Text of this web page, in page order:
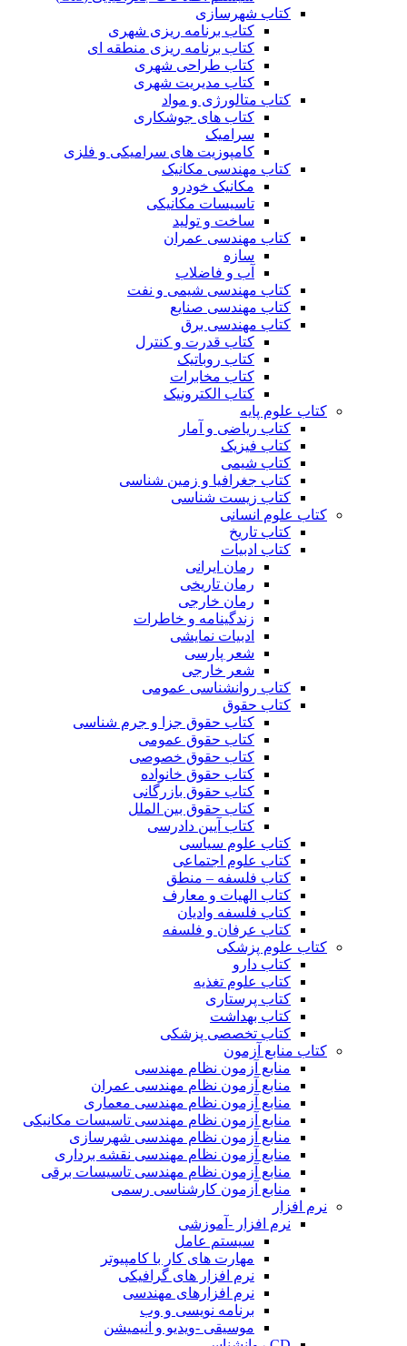
کتاب شهرسازی
کتاب برنامه ریزی شهری
کتاب برنامه ریزی منطقه ای
کتاب طراحی شهری
کتاب مدیریت شهری
کتاب متالورژی و مواد
کتاب های جوشکاری
سرامیک
کامپوزیت های سرامیکی و فلزی
کتاب مهندسی مکانیک
مکانیک خودرو
تاسیسات مکانیکی
ساخت و تولید
کتاب مهندسی عمران
سازه
آب و فاضلاب
کتاب مهندسی شیمی و نفت
کتاب مهندسی صنایع
کتاب مهندسی برق
کتاب قدرت و کنترل
کتاب روباتیک
کتاب مخابرات
کتاب الکترونیک
کتاب علوم پایه
کتاب ریاضی و آمار
کتاب فیزیک
کتاب شیمی
کتاب جغرافیا و زمین شناسی
کتاب زیست شناسی
کتاب علوم انسانی
کتاب تاریخ
کتاب ادبیات
رمان ایرانی
رمان تاریخی
رمان خارجی
زندگینامه و خاطرات
ادبیات نمایشی
شعر پارسی
شعر خارجی
کتاب روانشناسی عمومی
کتاب حقوق
کتاب حقوق جزا و جرم شناسی
کتاب حقوق عمومی
کتاب حقوق خصوصی
کتاب حقوق خانواده
کتاب حقوق بازرگانی
کتاب حقوق بین الملل
کتاب آیین دادرسی
کتاب علوم سیاسی
کتاب علوم اجتماعی
کتاب فلسفه – منطق
کتاب الهیات و معارف
کتاب فلسفه وادیان
کتاب عرفان و فلسفه
کتاب علوم پزشکی
کتاب دارو
کتاب علوم تغذیه
کتاب پرستاری
کتاب بهداشت
کتاب تخصصی پزشکی
کتاب منابع آزمون
منابع آزمون نظام مهندسی
منابع آزمون نظام مهندسی عمران
منابع آزمون نظام مهندسی معماری
منابع آزمون نظام مهندسی تاسیسات مکانیکی
منابع آزمون نظام مهندسی شهرسازی
منابع آزمون نظام مهندسی نقشه برداری
منابع آزمون نظام مهندسی تاسیسات برقی
منابع آزمون کارشناسی رسمی
نرم افزار
نرم افزار -آموزشی
سیستم عامل
مهارت های کار با کامپیوتر
نرم افزار های گرافیکی
نرم افزارهای مهندسی
برنامه نویسی و وب
موسیقی -ویدیو و انیمیشن